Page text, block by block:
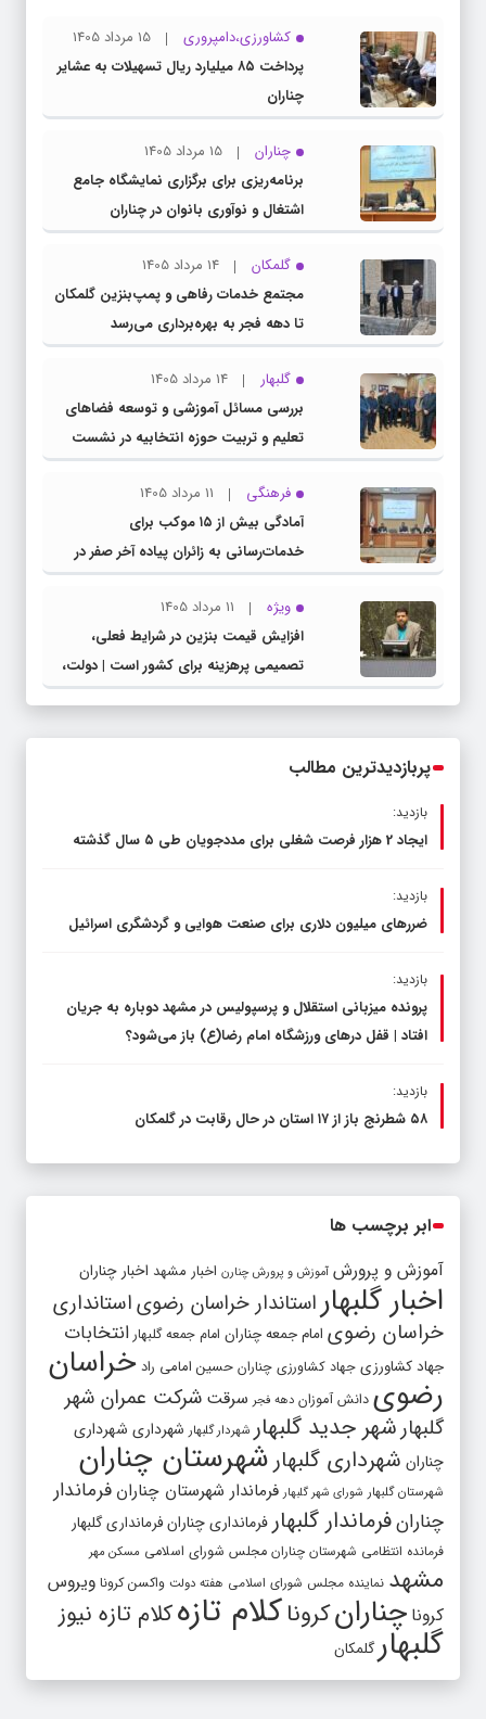
کشاورزی،دامپروری
15 مرداد 1405
پرداخت ۸۵ میلیارد ریال تسهیلات به عشایر
چناران
چناران
15 مرداد 1405
برنامه‌ریزی برای برگزاری نمایشگاه جامع
اشتغال و نوآوری بانوان در چناران
گلمکان
14 مرداد 1405
مجتمع خدمات رفاهی و پمپ‌بنزین گلمکان
تا دهه فجر به بهره‌برداری می‌رسد
گلبهار
14 مرداد 1405
بررسی مسائل آموزشی و توسعه فضاهای
تعلیم و تربیت حوزه انتخابیه در نشست
مشترک عضو کمیسیون آموزش مجلس با
مدیرکل آموزش و پرورش خراسان رضوی
فرهنگی
11 مرداد 1405
آمادگی بیش از ۱۵ موکب برای
خدمات‌رسانی به زائران پیاده آخر صفر در
شهرستان چناران
ویژه
11 مرداد 1405
افزایش قیمت بنزین در شرایط فعلی،
تصمیمی پرهزینه برای کشور است | دولت،
قاچاق سوخت و عوامل اصلی ناترازی را
پربازدیدترین مطالب
بازدید:
ایجاد 2 هزار فرصت شغلی برای مددجویان طی ۵ سال گذشته
بازدید:
ضررهای میلیون دلاری برای صنعت هوایی و گردشگری اسرائیل
بازدید:
پرونده میزبانی استقلال و پرسپولیس در مشهد دوباره به جریان
افتاد | قفل در‌های ورزشگاه امام رضا(ع) باز می‌شود؟
بازدید:
۵۸ شطرنج‌ باز از ۱۷ استان در حال رقابت در گلمکان
ابر برچسب ها
آموزش و پرورش آموزش و پرورش چنارن اخبار مشهد اخبار چناران
اخبار گلبهار استاندار خراسان رضویاستانداری
خراسان رضوی امام جمعه چناران امام جمعه گلبهار انتخابات
جهاد کشاورزی جهاد کشاورزی چناران حسین امامی راد خراسان
رضوی دانش آموزان دهه فجر سرقت شرکت عمران شهر
گلبهارشهر جدید گلبهار شهردار گلبهار شهرداری شهرداری
چناران شهرداری گلبهارشهرستان چناران
شهرستان گلبهار شورای شهر گلبهار فرماندار شهرستان چناران فرماندار
چنارانفرماندار گلبهار فرمانداری چنارانفرمانداری گلبهار
فرمانده انتظامی شهرستان چناران مجلس شورای اسلامی مسکن مهر
مشهد نماینده مجلس شورای اسلامی هفته دولت واکسن کرونا ویروس
کرونا چنارانکروناکلام تازهکلام تازه نیوز
گلبهارگلمکان